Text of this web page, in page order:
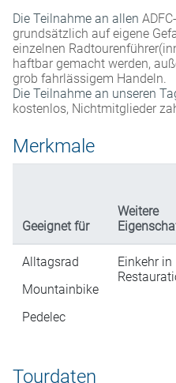
Die Teilnahme an allen
grundsätzlich auf eigene
einzelnen
haftbar gemacht werden,
grob fahrlässigem Handeln.
Die Teilnahme an unseren
kostenlos, Nichtmitglieder
Merkmale
Geeignet für
Weitere
Alltagsrad
Mountainbike
Pedelec
Einkehr in
Tourdaten